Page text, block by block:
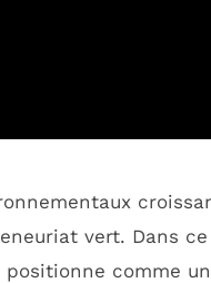
vert. Dans
comme